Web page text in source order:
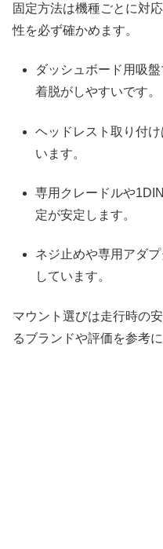
固定方法は機種ごとに対
性を必ず確かめます。
ダッシュボード用吸
着脱がしやすいです。
ヘッドレスト取り付
います。
専用クレードルや
定が安定します。
ネジ止めや専用アダ
しています。
マウント選びは走行時の
るブランドや評価を参考に